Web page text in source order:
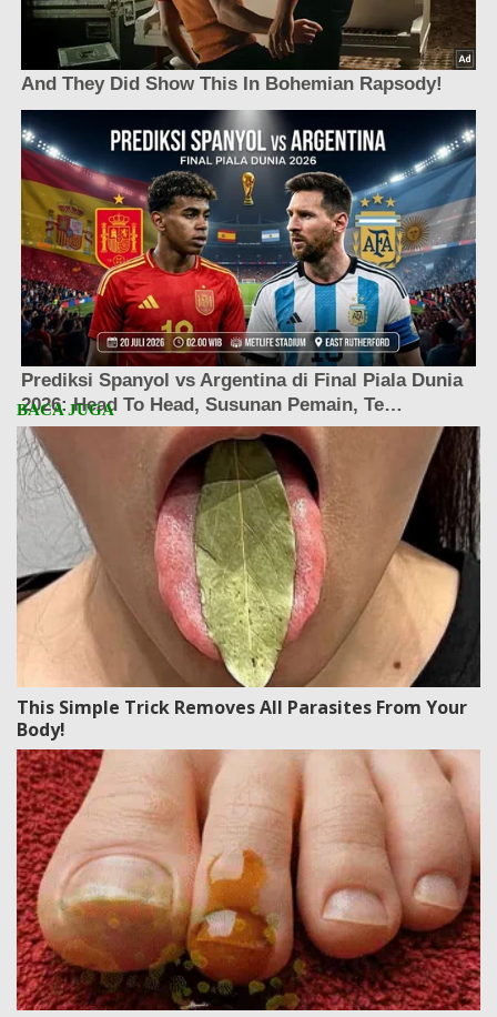
This Simple Trick Removes All Parasites From Your
Body!